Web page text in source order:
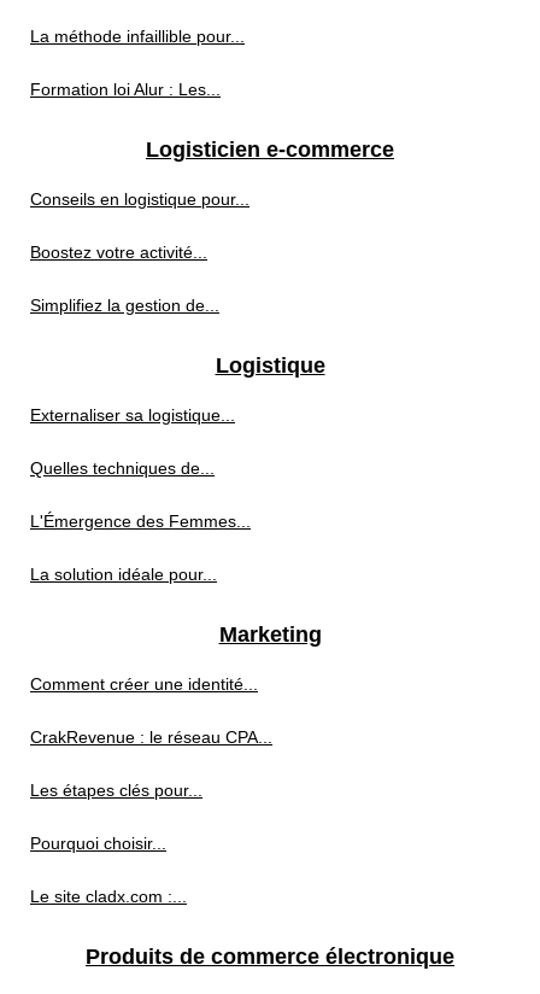
La méthode infaillible pour...
Formation loi Alur : Les...
Logisticien e-commerce
Conseils en logistique pour...
Boostez votre activité...
Simplifiez la gestion de...
Logistique
Externaliser sa logistique...
Quelles techniques de...
L'Émergence des Femmes...
La solution idéale pour...
Marketing
Comment créer une identité...
CrakRevenue : le réseau CPA...
Les étapes clés pour...
Pourquoi choisir...
Le site cladx.com :...
Produits de commerce électronique